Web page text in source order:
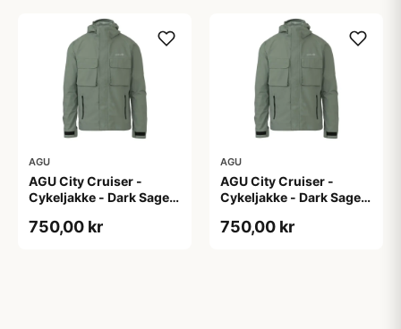
AGU
AGU City Cruiser -
Cykeljakke - Dark Sage -
750,00 kr
AGU
AGU City Cruiser -
Cykeljakke - Dark Sage -
750,00 kr